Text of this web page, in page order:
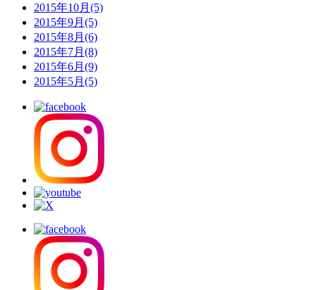
2015年10月(5)
2015年9月(5)
2015年8月(6)
2015年7月(8)
2015年6月(9)
2015年5月(5)